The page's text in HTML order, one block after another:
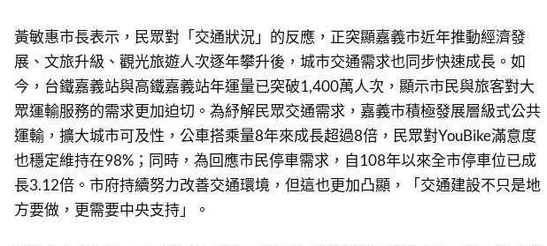
黃敏惠市長表示，民眾對「交通狀況」的反應，正突顯嘉義市近年推動經濟發
展、文旅升級、觀光旅遊人次逐年攀升後，城市交通需求也同步快速成長。如
今，台鐵嘉義站與高鐵嘉義站年運量已突破1,400萬人次，顯示市民與旅客對大
眾運輸服務的需求更加迫切。為紓解民眾交通需求，嘉義市積極發展層級式公共
運輸，擴大城市可及性，公車搭乘量8年來成長超過8倍，民眾對YouBike滿意度
也穩定維持在98%；同時，為回應市民停車需求，自108年以來全市停車位已成
長3.12倍。市府持續努力改善交通環境，但這也更加凸顯，「交通建設不只是地
方要做，更需要中央支持」。